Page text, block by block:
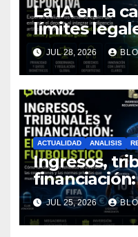
La IA en la
límites
tecnología
JUL 28, 2026
ACTUALIDAD ANALISIS
Ingresos,
legal
JUL 25, 2026